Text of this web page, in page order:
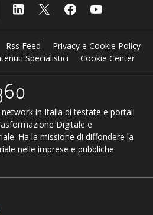
Rss Feed
Privacy e Cookie Policy
Specialistici
Cookie Center
in Italia di testate e portali
Digitale e
Ha la missione di diffondere la
nelle imprese e pubbliche